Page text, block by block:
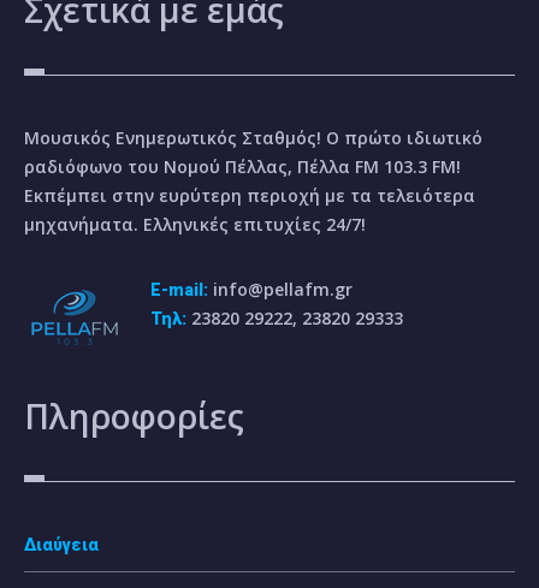
Σχετικά με εμάς
Μουσικός Ενημερωτικός Σταθμός! Ο πρώτο ιδιωτικό
ραδιόφωνο του Νομού Πέλλας, Πέλλα FM 103.3 FM!
Εκπέμπει στην ευρύτερη περιοχή με τα τελειότερα
μηχανήματα. Ελληνικές επιτυχίες 24/7!
E-mail: info@pellafm.gr
Τηλ: 23820 29222, 23820 29333
Πληροφορίες
Διαύγεια